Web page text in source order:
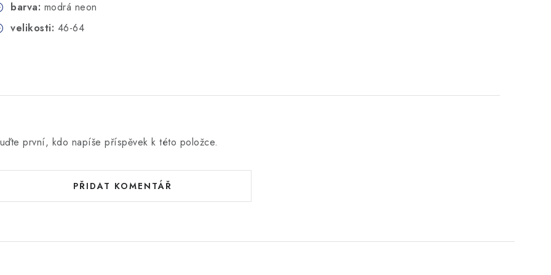
barva: modrá neon
velikosti: 46-64
první, kdo napíše příspěvek k této položce.
PŘIDAT KOMENTÁŘ